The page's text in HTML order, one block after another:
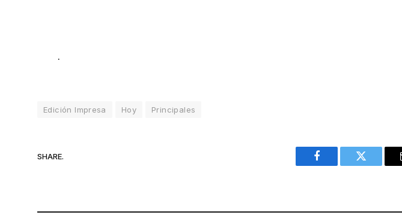
.
Edición Impresa Hoy Principales
SHARE.
Facebook Twitter